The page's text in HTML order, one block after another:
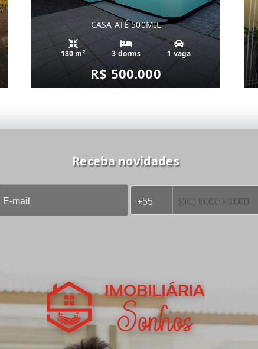
CASA ATÉ 500MIL
180 m² 3 dorms 1 vaga
R$ 500.000
Receba novidades